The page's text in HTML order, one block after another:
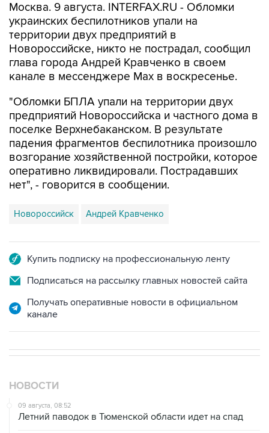
Москва. 9 августа. INTERFAX.RU - Обломки
украинских беспилотников упали на
территории двух предприятий в
Новороссийске, никто не пострадал, сообщил
глава города Андрей Кравченко в своем
канале в мессенджере Max в воскресенье.
"Обломки БПЛА упали на территории двух
предприятий Новороссийска и частного дома в
поселке Верхнебаканском. В результате
падения фрагментов беспилотника произошло
возгорание хозяйственной постройки, которое
оперативно ликвидировали. Пострадавших
нет", - говорится в сообщении.
Новороссийск Андрей Кравченко
Купить подписку на профессиональную ленту
Подписаться на рассылку главных новостей сайта
Получать оперативные новости в официальном
канале
НОВОСТИ
09 августа, 08:52
Летний паводок в Тюменской области идет на спад